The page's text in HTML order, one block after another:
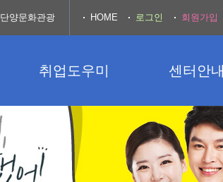
취업도우미 센터안내
단양문화관광 HOME 로그인 회원가입